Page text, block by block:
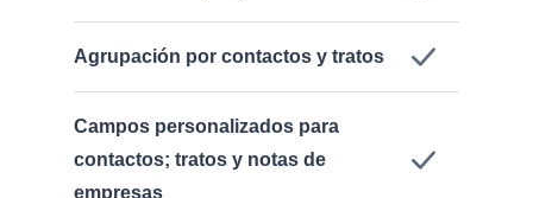
Agrupación por contactos y tratos
Campos personalizados para
contactos; tratos y notas de
empresas